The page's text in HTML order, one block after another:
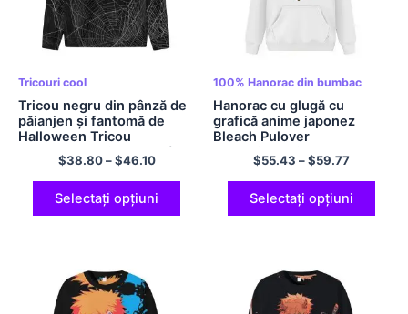
Tricouri cool
Tricou negru din pânză de
păianjen și fantomă de
Halloween Tricou
Streetwear Tricou cu gât
crew Tricou din poliester
Hanorac ușor cu mâneci
$38.80–$46.10
Selectați opțiuni
100% Hanorac din bumbac
Hanorac cu glugă cu
grafică anime japonez
Bleach Pulover
supradimensionat Hanorac
cu glugă mărimea UE
Hanorac cu glugă din
poliester Multicolor
$55.43 –$59.77
Selectați opțiuni